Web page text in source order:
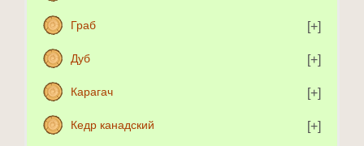
Граб
Дуб
Карагач
Кедр канадский